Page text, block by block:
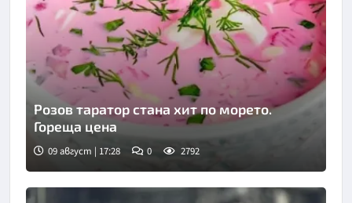
Розов таратор стана хит по морето.
Гореща цена
09 август | 17:28 0 2792